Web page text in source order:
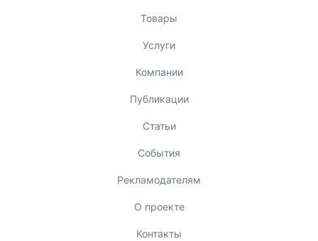
Товары
Услуги
Компании
Публикации
Статьи
События
Рекламодателям
О проекте
Контакты